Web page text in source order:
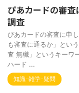
ぴあカードの審
調査
ぴあカードの審査に申
も審査に通るか」とい
査 無職」というキーワ
ハード ...
知識･雑学･疑問